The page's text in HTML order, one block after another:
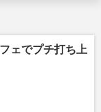
ェでプチ打ち上